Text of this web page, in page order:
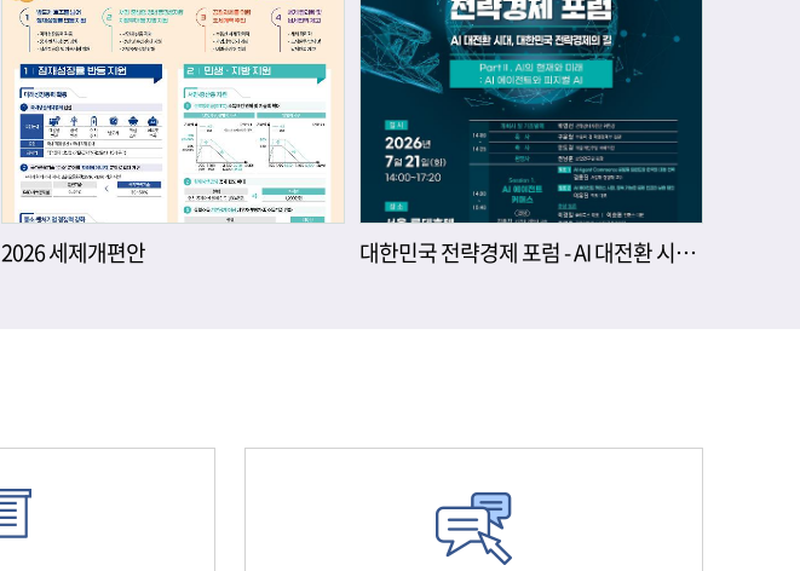
2026 세제개편안 대한민국 전략경제 포럼 - AI 대전환 시대, 대한민국 전략경제의 길